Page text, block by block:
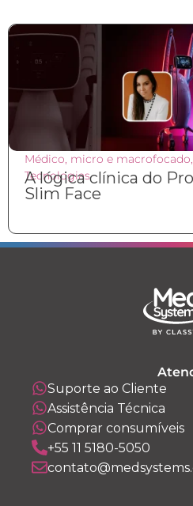
Médico, micro e macrofocado,
Tecnologias
A lógica clínica do
Slim Face
Suporte ao Cliente
Assistência Técnica
Comprar consumíveis
+55 11 5180-5050